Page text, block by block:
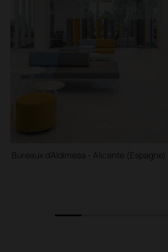
Bureaux d'Aldimesa - Alicante (Espagne)